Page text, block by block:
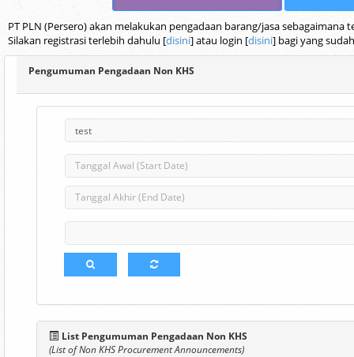
PT PLN (Persero) akan melakukan pengadaan barang/jasa
Silakan registrasi terlebih dahulu [disini] atau login [disini] bagi yang
Pengumuman Pengadaan Non KHS
List Pengumuman Pengadaan Non KHS
(List of Non KHS Procurement Announcements)